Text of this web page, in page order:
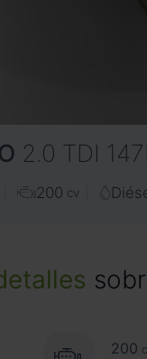
2.0 TDI
200 cv
200